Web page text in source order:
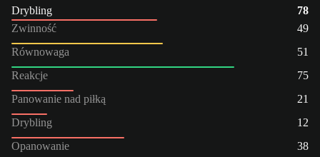
Drybling
78
Zwinność
49
Równowaga
51
Reakcje
75
Panowanie nad piłką
21
Drybling
12
Opanowanie
38